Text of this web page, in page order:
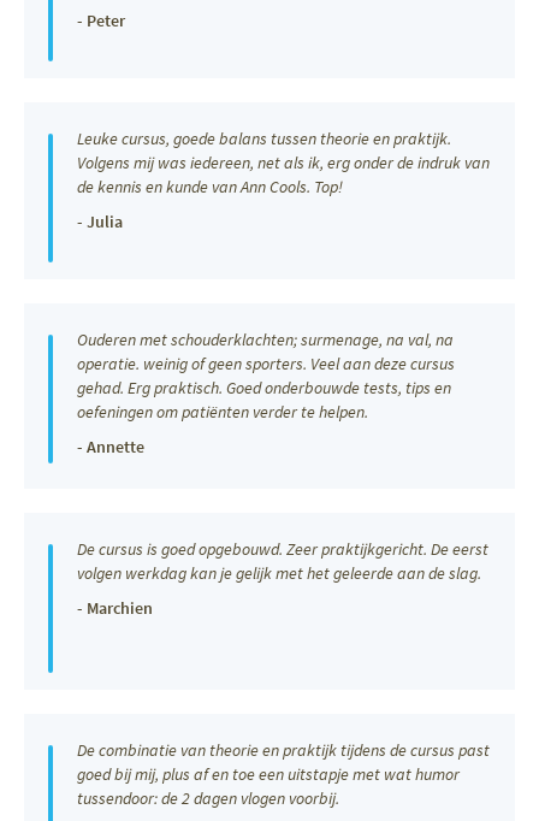
- Peter
Leuke cursus, goede balans tussen theorie en praktijk.
Volgens mij was iedereen, net als ik, erg onder de indruk van
de kennis en kunde van Ann Cools. Top!
- Julia
Ouderen met schouderklachten; surmenage, na val, na
operatie. weinig of geen sporters. Veel aan deze cursus
gehad. Erg praktisch. Goed onderbouwde tests, tips en
oefeningen om patiënten verder te helpen.
- Annette
De cursus is goed opgebouwd. Zeer praktijkgericht. De eerst
volgen werkdag kan je gelijk met het geleerde aan de slag.
- Marchien
De combinatie van theorie en praktijk tijdens de cursus past
goed bij mij, plus af en toe een uitstapje met wat humor
tussendoor: de 2 dagen vlogen voorbij.